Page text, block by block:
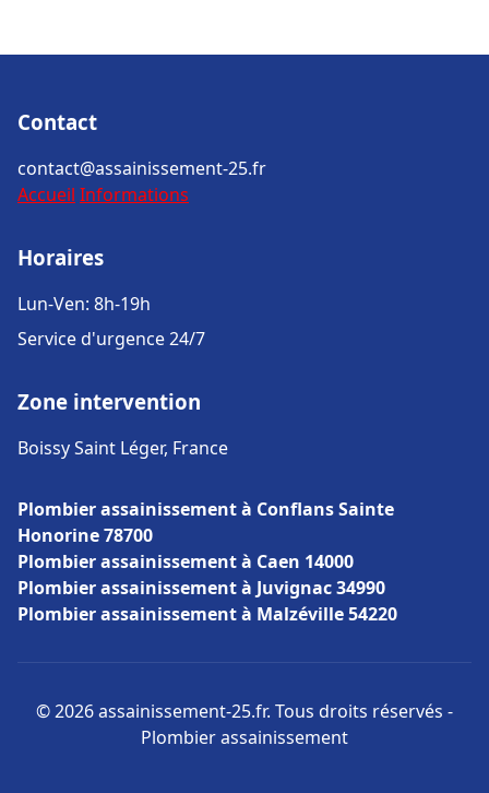
Contact
contact@assainissement-25.fr
Accueil Informations
Horaires
Lun-Ven: 8h-19h
Service d'urgence 24/7
Zone intervention
Boissy Saint Léger, France
Plombier assainissement à Conflans Sainte
Honorine 78700
Plombier assainissement à Caen 14000
Plombier assainissement à Juvignac 34990
Plombier assainissement à Malzéville 54220
© 2026 assainissement-25.fr. Tous droits réservés -
Plombier assainissement